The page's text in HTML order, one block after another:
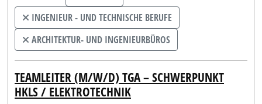
INGENIEUR - UND TECHNISCHE BERUFE
ARCHITEKTUR- UND INGENIEURBÜROS
TEAMLEITER (M/W/D) TGA – SCHWERPUNKT
HKLS / ELEKTROTECHNIK